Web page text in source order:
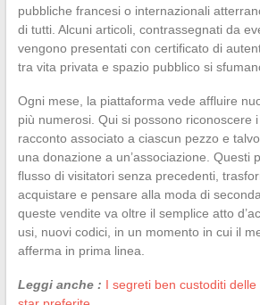
pubbliche francesi o internazionali
di tutti. Alcuni articoli, contrassegnati da
vengono presentati con certificato di
tra vita privata e spazio pubblico si
Ogni mese, la piattaforma vede affluire
più numerosi. Qui si possono riconoscere
racconto associato a ciascun pezzo e
una donazione a un’associazione. Questi
flusso di visitatori senza precedenti,
acquistare e pensare alla moda di
queste vendite va oltre il semplice atto
usi, nuovi codici, in un momento in cui il
afferma in prima linea.
Leggi anche : I segreti ben custoditi